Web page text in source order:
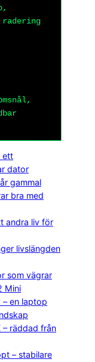
ett
dator
gammal
bra med
andra liv för
livslängden
som vägrar
Mini
– en laptop
– räddad från
– stabilare